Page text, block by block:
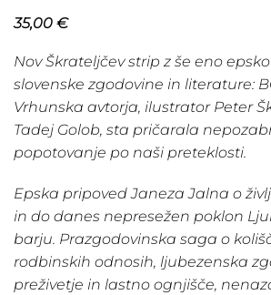
35,00 €
Nov Škrateljčev strip z še eno
slovenske zgodovine in literature:
Vrhunska avtorja, ilustrator Peter
Tadej Golob, sta pričarala
popotovanje po naši preteklosti.
Epska pripoved Janeza Jalna o
in do danes nepresežen poklon
barju. Prazgodovinska saga o
rodbinskih odnosih, ljubezenska
preživetje in lastno ognjišče,